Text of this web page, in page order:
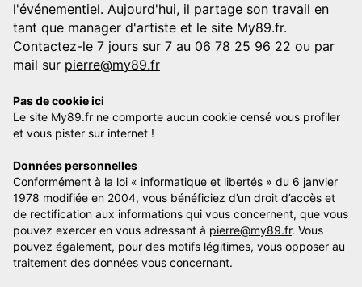
l'événementiel. Aujourd'hui, il partage son travail en
tant que manager d'artiste et le site My89.fr.
Contactez-le 7 jours sur 7 au 06 78 25 96 22 ou par
mail sur pierre@my89.fr
Pas de cookie ici
Le site My89.fr ne comporte aucun cookie censé vous profiler
et vous pister sur internet !
Données personnelles
Conformément à la loi « informatique et libertés » du 6 janvier
1978 modifiée en 2004, vous bénéficiez d’un droit d’accès et
de rectification aux informations qui vous concernent, que vous
pouvez exercer en vous adressant à pierre@my89.fr. Vous
pouvez également, pour des motifs légitimes, vous opposer au
traitement des données vous concernant.